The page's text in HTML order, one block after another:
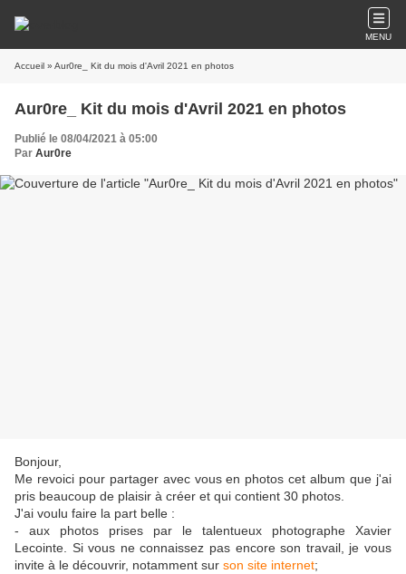
MENU
Accueil » Aur0re_ Kit du mois d'Avril 2021 en photos
Aur0re_ Kit du mois d'Avril 2021 en photos
Publié le 08/04/2021 à 05:00
Par Aur0re
Bonjour,
Me revoici pour partager avec vous en photos cet album que j'ai
pris beaucoup de plaisir à créer et qui contient 30 photos.
J'ai voulu faire la part belle :
- aux photos prises par le talentueux photographe Xavier
Lecointe. Si vous ne connaissez pas encore son travail, je vous
invite à le découvrir, notamment sur son site internet;